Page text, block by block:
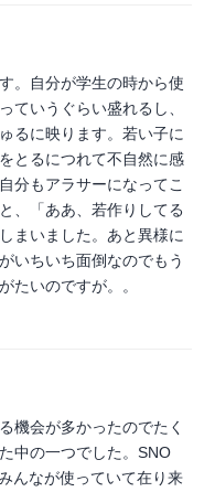
。自分が学生の時から使
ていうぐらい盛れるし、
るに映ります。若い子に
とるにつれて不自然に感
分もアラサーになってこ
、「ああ、若作りしてる
まいました。あと異様に
いちいち面倒なのでもう
たいのですが。。
機会が多かったのでたく
中の一つでした。SNO
んなが使っていて在り来